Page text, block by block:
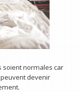
soient normales car
devenir